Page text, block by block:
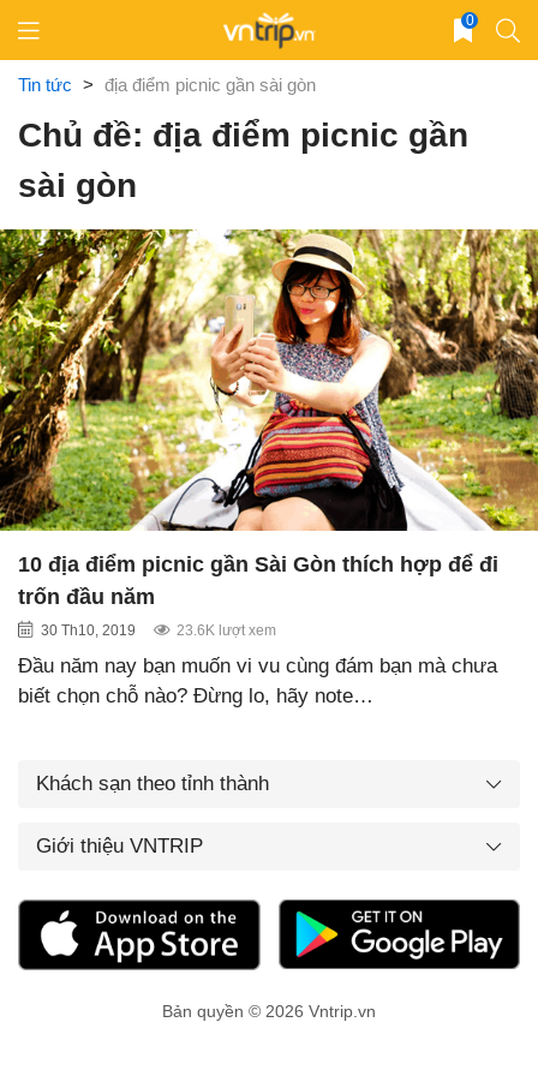
content
0
Tin tức > địa điểm picnic gần sài gòn
Chủ đề: địa điểm picnic gần
sài gòn
10 địa điểm picnic gần Sài Gòn thích hợp để đi
trốn đầu năm
30 Th10, 2019 23.6K lượt xem
Đầu năm nay bạn muốn vi vu cùng đám bạn mà chưa
biết chọn chỗ nào? Đừng lo, hãy note…
Khách sạn theo tỉnh thành
Giới thiệu VNTRIP
Bản quyền © 2026 Vntrip.vn